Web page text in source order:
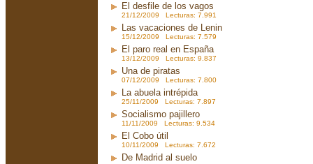
El desfile de los vagos
21/12/2009 Lecturas: 7.991
Las vacaciones de Lenin
15/12/2009 Lecturas: 7.579
El paro real en España
13/12/2009 Lecturas: 9.837
Una de piratas
07/12/2009 Lecturas: 7.800
La abuela intrépida
25/11/2009 Lecturas: 7.897
Socialismo pajillero
11/11/2009 Lecturas: 9.534
El Cobo útil
10/11/2009 Lecturas: 7.672
De Madrid al suelo